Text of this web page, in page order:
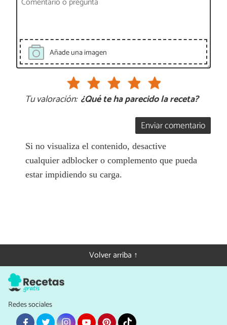
Añade una imagen
Tu valoración: ¿Qué te ha parecido la receta?
Enviar comentario
Si no visualiza el contenido, desactive
cualquier adblocker o complemento que pueda
estar impidiendo su carga.
Volver arriba ↑
Redes sociales